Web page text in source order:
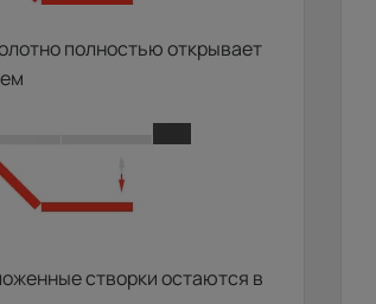
полностью открывает
створки остаются в